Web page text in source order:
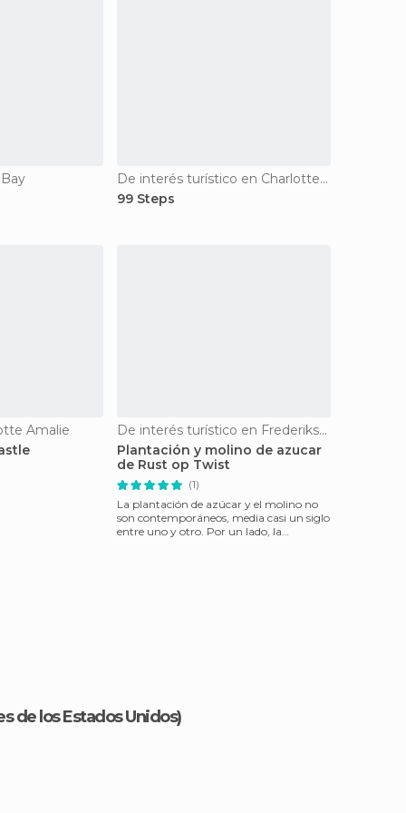
De interés turístico en Charlotte Amalie
99 Steps
Amalie
De interés turístico en Frederiksted
Plantación y molino de azucar
de Rust op Twist
(1)
La plantación de azúcar y el molino no
son contemporáneos, media casi un siglo
entre uno y otro. Por un lado, la
de los Estados Unidos)